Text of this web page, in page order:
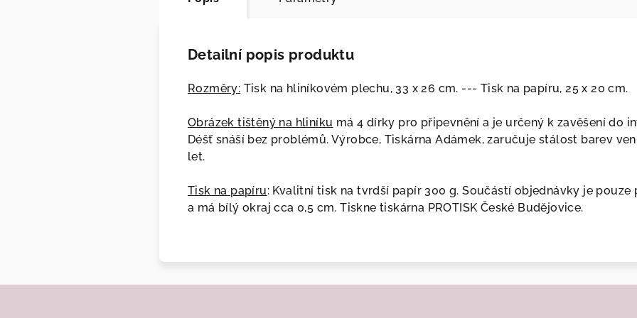
Detailní popis produktu
Rozměry: Tisk na hliníkovém plechu, 33 x 26 cm. --- Tisk na papíru, 25 x 20 cm.
Obrázek tištěný na hliníku má 4 dírky pro připevnění a je určený k zavěšení do
Déšť snáší bez problémů. Výrobce, Tiskárna Adámek, zaručuje stálost barev
let.
Tisk na papíru: Kvalitní tisk na tvrdší papír 300 g. Součástí objednávky je
a má bílý okraj cca 0,5 cm. Tiskne tiskárna PROTISK České Budějovice.